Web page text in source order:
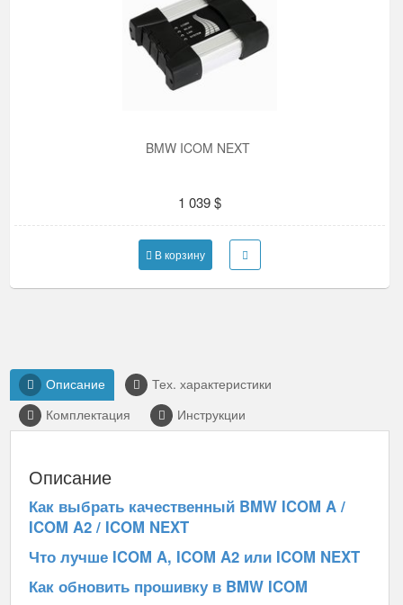
BMW ICOM NEXT
1 039 $
В корзину
Описание
Тех. характеристики
Комплектация
Инструкции
Описание
Как выбрать качественный BMW ICOM A /
ICOM A2 / ICOM NEXT
Что лучше ICOM A, ICOM A2 или ICOM NEXT
Как обновить прошивку в BMW ICOM